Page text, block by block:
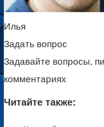
Илья
Задать вопрос
Задавайте вопросы,
комментариях
Читайте также: